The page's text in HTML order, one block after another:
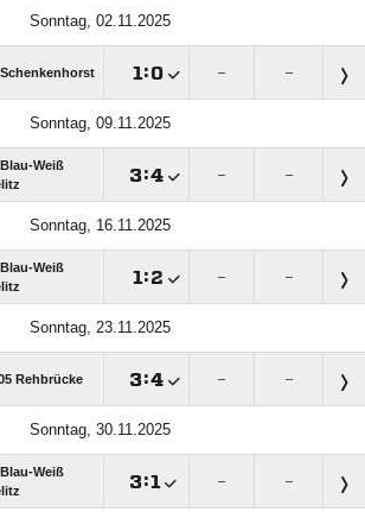
Sonntag, 02.11.2025
 : – –
Sonntag, 09.11.2025
Weiß
: – –
Sonntag, 16.11.2025
Weiß
 : – –
Sonntag, 23.11.2025
Rehbrücke : – –
Sonntag, 30.11.2025
Weiß
: – –